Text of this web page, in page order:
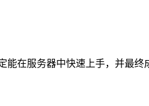
在服务器中快速上手，并最终